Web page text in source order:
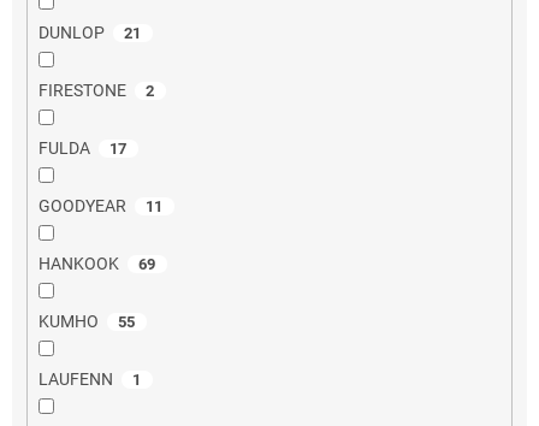
DUNLOP 21
FIRESTONE 2
FULDA 17
GOODYEAR 11
HANKOOK 69
KUMHO 55
LAUFENN 1